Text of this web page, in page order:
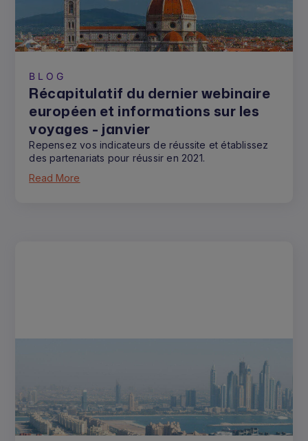
BLOG
Récapitulatif du dernier webinaire
européen et informations sur les
voyages - janvier
Repensez vos indicateurs de réussite et établissez
des partenariats pour réussir en 2021.
Read More